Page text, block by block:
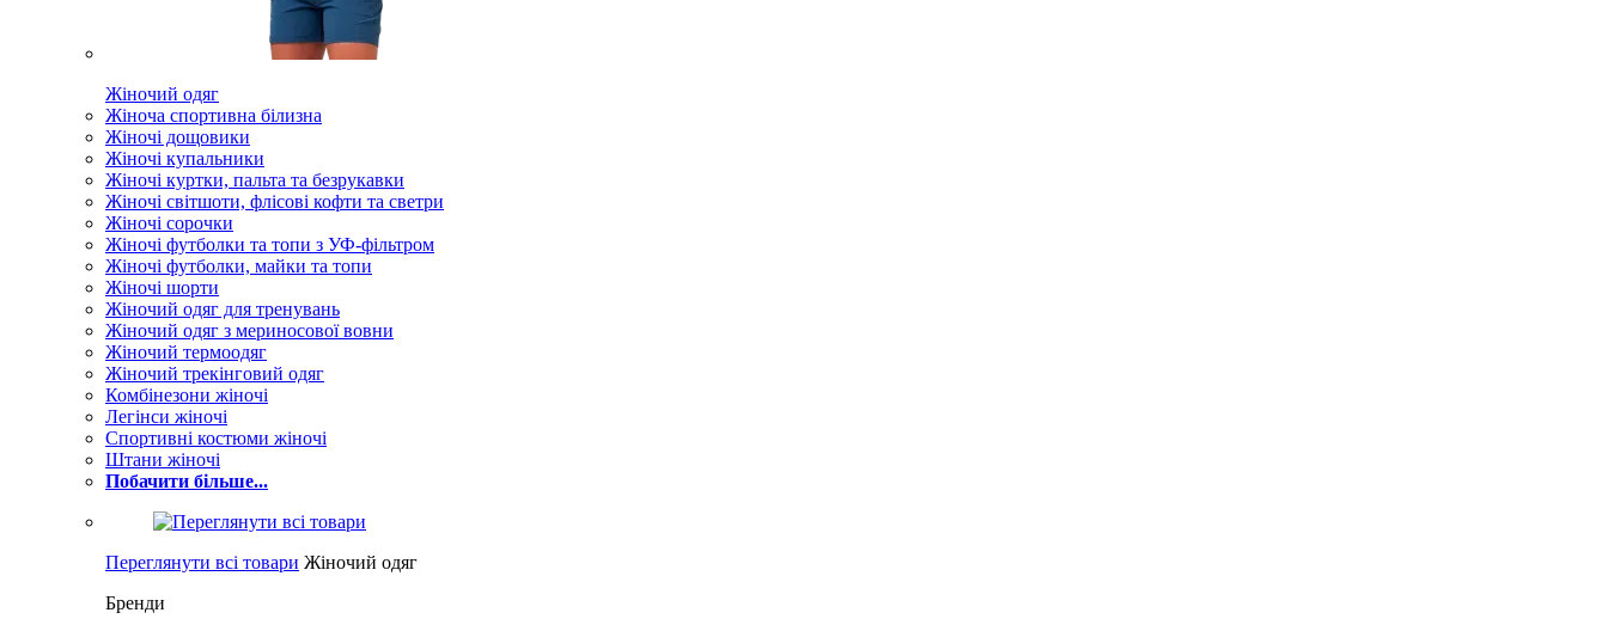
Жіночий одяг
Жіноча спортивна білизна
Жіночі дощовики
Жіночі купальники
Жіночі куртки, пальта та безрукавки
Жіночі світшоти, флісові кофти та светри
Жіночі сорочки
Жіночі футболки та топи з УФ-фільтром
Жіночі футболки, майки та топи
Жіночі шорти
Жіночий одяг для тренувань
Жіночий одяг з мериносової вовни
Жіночий термоодяг
Жіночий трекінговий одяг
Комбінезони жіночі
Легінси жіночі
Спортивні костюми жіночі
Штани жіночі
Побачити більше...
Переглянути всі товари Жіночий одяг
Бренди